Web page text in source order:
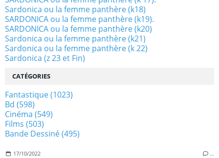
17/10/2022 …
Sardonica ou la femme panthère (k18)
SARDONICA ou la femme panthère (k19).
SARDONICA ou la femme panthère (k20)
Sardonica ou la femme panthère (k21)
Sardonica ou la femme panthère (k 22)
Sardonica (z 23 et Fin)
CATÉGORIES
Fantastique(1023)
Bd (598)
Cinéma (549)
Films (503)
Bande Dessiné(495)